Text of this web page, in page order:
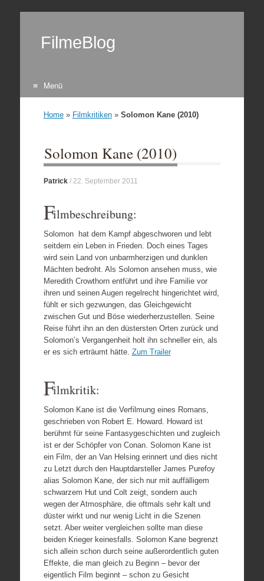
FilmeBlog
Menü
Home» Filmkritiken» Solomon Kane (2010)
Solomon Kane (2010)
Patrick/ 22. September 2011
Filmbeschreibung:
Solomon hat dem Kampf abgeschworen und lebt
seitdem ein Leben in Frieden. Doch eines Tages
wird sein Land von unbarmherzigen und dunklen
Mächten bedroht. Als Solomon ansehen muss, wie
Meredith Crowthorn entführt und ihre Familie vor
ihren und seinen Augen regelrecht hingerichtet wird,
fühlt er sich gezwungen, das Gleichgewicht
zwischen Gut und Böse wiederherzustellen. Seine
Reise führt ihn an den düstersten Orten zurück und
Solomon’s Vergangenheit holt ihn schneller ein, als
er es sich erträumt hätte. Zum Trailer
Filmkritik:
Solomon Kane ist die Verfilmung eines Romans,
geschrieben von Robert E. Howard. Howard ist
berühmt für seine Fantasygeschichten und zugleich
ist er der Schöpfer von Conan. Solomon Kane ist
ein Film, der an Van Helsing erinnert und dies nicht
zu Letzt durch den Hauptdarsteller James Purefoy
alias Solomon Kane, der sich nur mit auffälligem
schwarzem Hut und Colt zeigt, sondern auch
wegen der Atmosphäre, die oftmals sehr kalt und
düster wirkt und nur wenig Licht in die Szenen
setzt. Aber weiter vergleichen sollte man diese
beiden Krieger keinesfalls. Solomon Kane begrenzt
sich allein schon durch seine außerordentlich guten
Effekte, die man gleich zu Beginn – bevor der
eigentlich Film beginnt – schon zu Gesicht